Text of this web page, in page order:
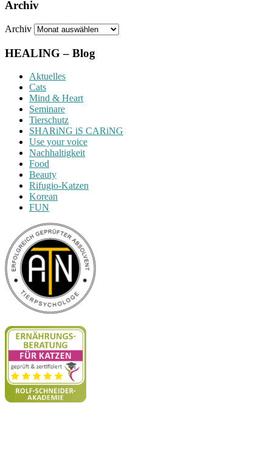
Archiv
Archiv
HEALING – Blog
Aktuelles
Cats
Mind & Heart
Seminare
Tierschutz
SHARiNG iS CARiNG
Use your voice
Nachhaltigkeit
Food
Beauty
Rifugio-Katzen
Korean
FUN